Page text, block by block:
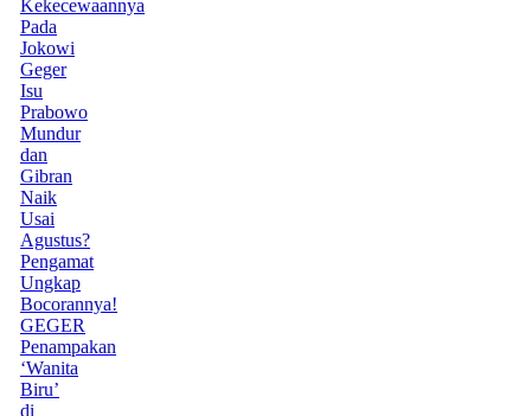
Kekecewaannya
Pada
Jokowi
Geger
Isu
Prabowo
Mundur
dan
Gibran
Naik
Usai
Agustus?
Pengamat
Ungkap
Bocorannya!
GEGER
Penampakan
‘Wanita
Biru’
di